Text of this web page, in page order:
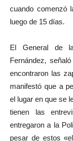
cuando comenzó
luego de 15 días.
El General de
Fernández,
encontraron las
manifestó que a
el lugar en que se
tienen las
entregaron a la
pesar de estos